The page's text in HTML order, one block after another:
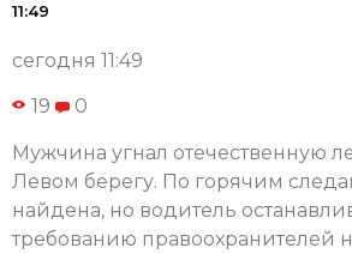
11:49
сегодня 11:49
19 0
Мужчина угнал отечественную
Левом берегу. По горячим
найдена, но водитель
требованию правоохранителей